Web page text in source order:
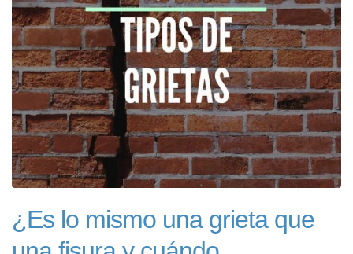
¿Es lo mismo una grieta que